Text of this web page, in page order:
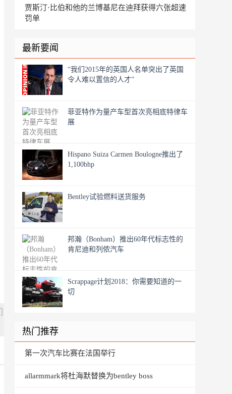
贾斯汀·比伯和他的兰博基尼在迪拜获得六张超速
罚单
最新要闻
“我们2015年的英国人名单突出了英国
令人难以置信的人才”
菲亚特作为量产车型首次亮相底特律车
展
Hispano Suiza Carmen Boulogne推出了
1,100bhp
Bentley试验燃料送货服务
邦瀚（Bonham）推出60年代标志性的
肯尼迪和列侬汽车
Scrappage计划2018：你需要知道的一
切
热门推荐
第一次汽车比赛在法国举行
allarmmark将杜海默替换为bentley boss